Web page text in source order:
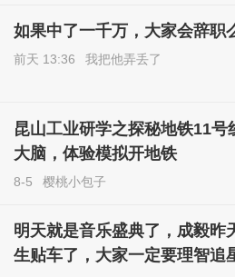
如果中了一千万，大家会辞职
前天 13:36 我把他弄丢了
昆山工业研学之探秘地铁11号
大脑，体验模拟开地铁
8-5 樱桃小包子
明天就是音乐盛典了，成毅昨
生贴车了，大家一定要理智追